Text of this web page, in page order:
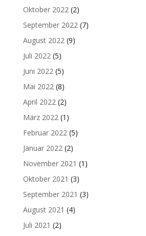
Oktober 2022(2)
September 2022(7)
August 2022(9)
Juli 2022(5)
Juni 2022(5)
Mai 2022(8)
April 2022(2)
März 2022(1)
Februar 2022(5)
Januar 2022(2)
November 2021 (1)
Oktober 2021 (3)
September 2021 (3)
August 2021 (4)
Juli 2021 (2)